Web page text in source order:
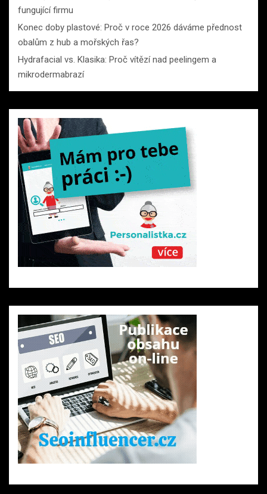
fungující firmu
Konec doby plastové: Proč v roce 2026 dáváme přednost
obalům z hub a mořských řas?
Hydrafacial vs. Klasika: Proč vítězí nad peelingem a
mikrodermabrazí